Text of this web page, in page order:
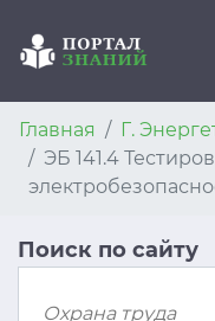
Главная
Г.
ЭБ 141.4
Поиск по сайту